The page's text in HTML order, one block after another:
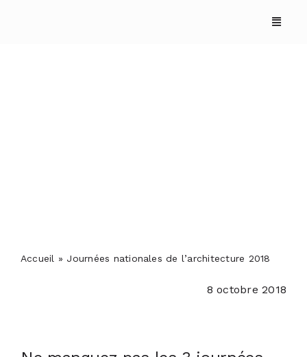
Accueil » Journées nationales de l’architecture 2018
8 octobre 2018